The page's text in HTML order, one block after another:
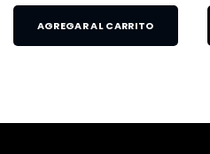
AGREGAR AL CARRITO